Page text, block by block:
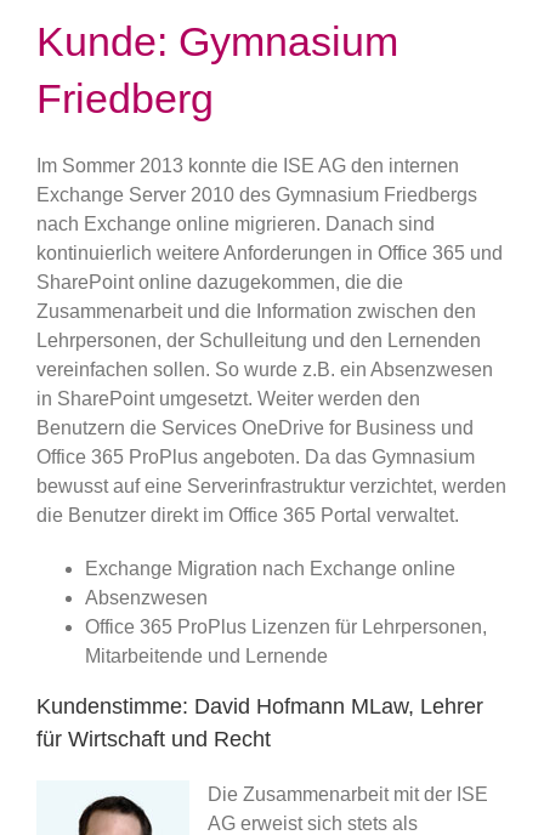
Kunde: Gymnasium
Friedberg
Im Sommer 2013 konnte die ISE AG den internen
Exchange Server 2010 des Gymnasium Friedbergs
nach Exchange online migrieren. Danach sind
kontinuierlich weitere Anforderungen in Office 365 und
SharePoint online dazugekommen, die die
Zusammenarbeit und die Information zwischen den
Lehrpersonen, der Schulleitung und den Lernenden
vereinfachen sollen. So wurde z.B. ein Absenzwesen
in SharePoint umgesetzt. Weiter werden den
Benutzern die Services OneDrive for Business und
Office 365 ProPlus angeboten. Da das Gymnasium
bewusst auf eine Serverinfrastruktur verzichtet, werden
die Benutzer direkt im Office 365 Portal verwaltet.
Exchange Migration nach Exchange online
Absenzwesen
Office 365 ProPlus Lizenzen für Lehrpersonen,
Mitarbeitende und Lernende
Kundenstimme: David Hofmann MLaw, Lehrer
für Wirtschaft und Recht
Die Zusammenarbeit mit der ISE
AG erweist sich stets als